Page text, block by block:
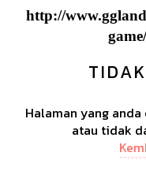
http://
Halaman yang
atau tidak